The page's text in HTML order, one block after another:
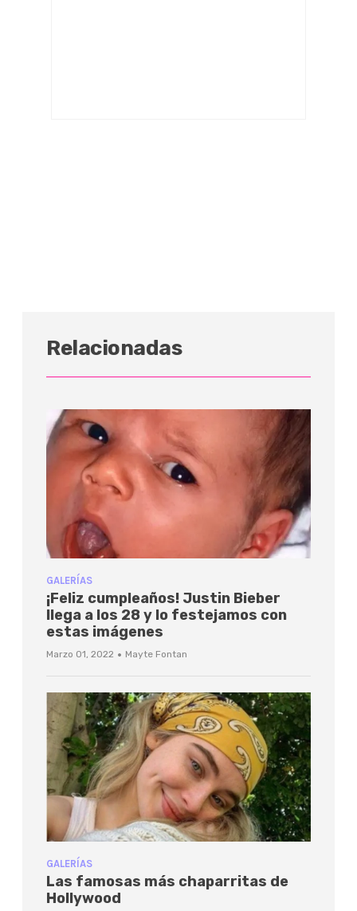
Relacionadas
GALERÍAS
¡Feliz cumpleaños! Justin Bieber
llega a los 28 y lo festejamos con
estas imágenes
Marzo 01, 2022 · Mayte Fontan
GALERÍAS
Las famosas más chaparritas de
Hollywood